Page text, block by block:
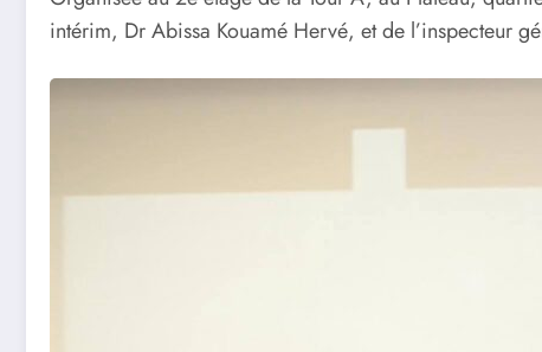
intérim, Dr Abissa Kouamé Hervé, et de l’inspecteur